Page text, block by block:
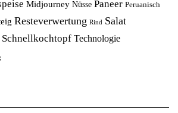
Midjourney Nüsse Paneer Peruanisch
Resteverwertung Rind Salat
Schnellkochtopf Technologie